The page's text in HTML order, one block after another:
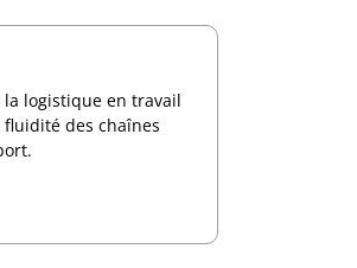
la logistique en travail
des chaînes